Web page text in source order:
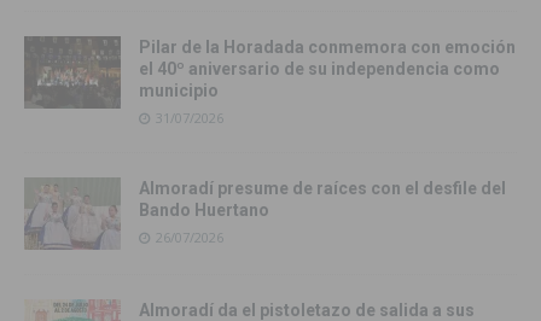
Pilar de la Horadada conmemora con emoción
el 40º aniversario de su independencia como
municipio
31/07/2026
Almoradí presume de raíces con el desfile del
Bando Huertano
26/07/2026
Almoradí da el pistoletazo de salida a sus